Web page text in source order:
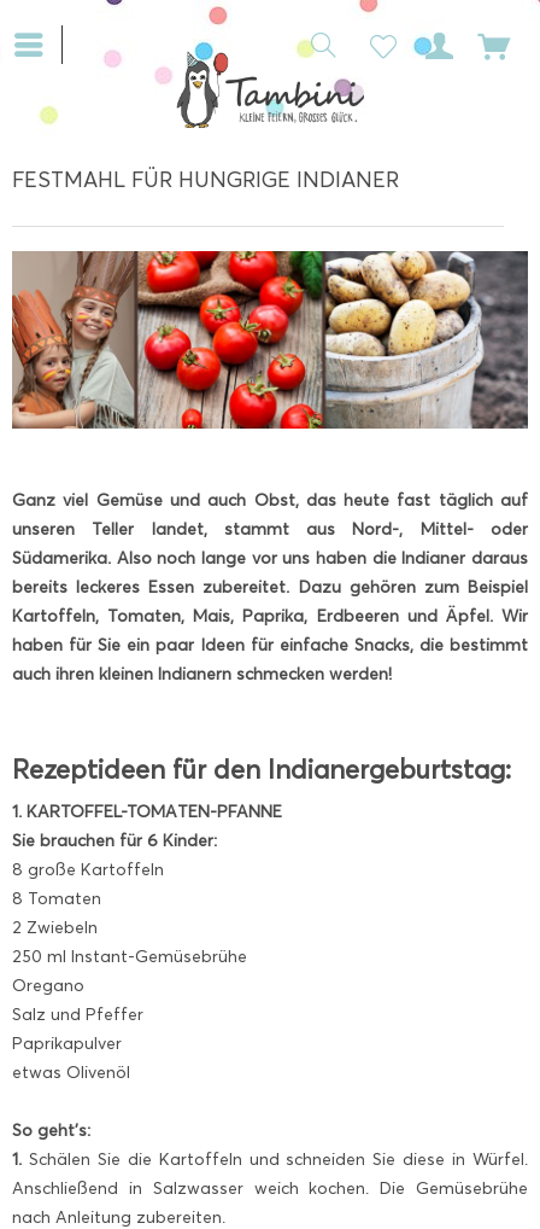
FESTMAHL FÜR HUNGRIGE INDIANER
Ganz viel Gemüse und auch Obst, das heute fast täglich auf
unseren Teller landet, stammt aus Nord-, Mittel- oder
Südamerika. Also noch lange vor uns haben die Indianer daraus
bereits leckeres Essen zubereitet. Dazu gehören zum Beispiel
Kartoffeln, Tomaten, Mais, Paprika, Erdbeeren und Äpfel. Wir
haben für Sie ein paar Ideen für einfache Snacks, die bestimmt
auch ihren kleinen Indianern schmecken werden!
Rezeptideen für den Indianergeburtstag:
1. KARTOFFEL-TOMATEN-PFANNE
Sie brauchen für 6 Kinder:
8 große Kartoffeln
8 Tomaten
2 Zwiebeln
250 ml Instant-Gemüsebrühe
Oregano
Salz und Pfeffer
Paprikapulver
etwas Olivenöl
So geht’s:
1. Schälen Sie die Kartoffeln und schneiden Sie diese in Würfel.
Anschließend in Salzwasser weich kochen. Die Gemüsebrühe
nach Anleitung zubereiten.